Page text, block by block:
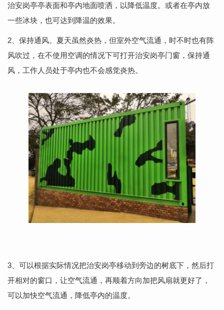
治安岗亭亭表面和亭内地面喷洒，以降低温度。或者在亭内放
一些冰块，也可达到降温的效果。
2、保持通风。夏天虽然炎热，但室外空气流通，时不时也有阵
风吹过，在不使用空调的情况下可打开治安岗亭门窗，保持通
风，工作人员处于亭内也不会感觉炎热。
3、可以根据实际情况把治安岗亭移动到旁边的树底下，然后打
开相对的窗口，让空气流通，再顺着方向加把风扇就更好了，
可以加快空气流通，降低亭内的温度。